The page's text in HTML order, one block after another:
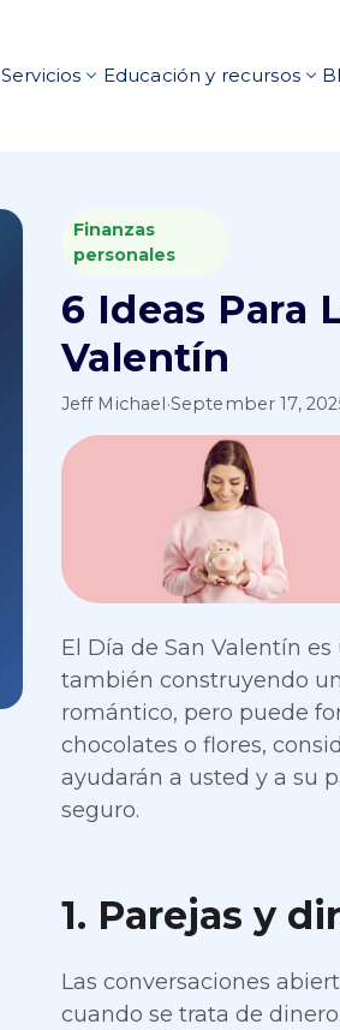
Servicios Educación y recursos
Finanzas
personales
6 Ideas Para
Valentín
Jeff Michael·September 17,
El Día de San Valentín
también construyendo
romántico, pero puede
chocolates o flores,
ayudarán a usted y a su
seguro.
1. Parejas y
Las conversaciones
cuando se trata de